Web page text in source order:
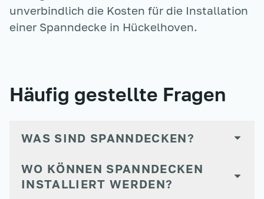
unverbindlich die Kosten für die Installation
einer Spanndecke in Hückelhoven.
Häufig gestellte Fragen
WAS SIND SPANNDECKEN?
WO KÖNNEN SPANNDECKEN
INSTALLIERT WERDEN?